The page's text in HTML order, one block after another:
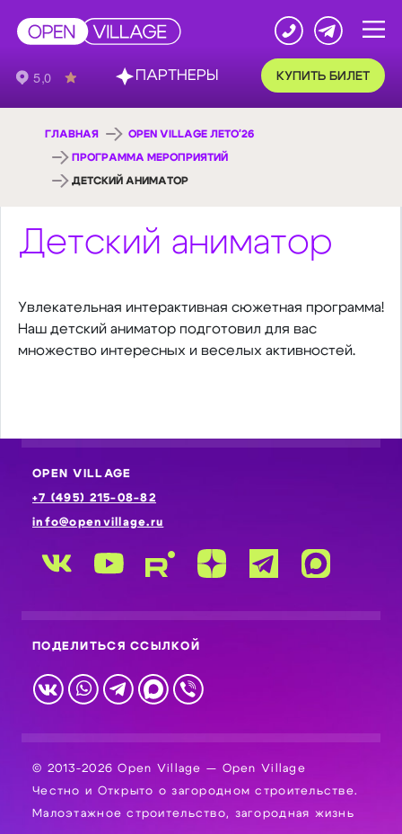
КУПИТЬ БИЛЕТ
ГЛАВНАЯ OPEN VILLAGE ЛЕТО'26
ПРОГРАММА МЕРОПРИЯТИЙ
ДЕТСКИЙ АНИМАТОР
Детский аниматор
Увлекательная интерактивная сюжетная программа!
Наш детский аниматор подготовил для вас
множество интересных и веселых активностей.
OPEN VILLAGE
+7 (495) 215-08-82
info@openvillage.ru
ПОДЕЛИТЬСЯ ССЫЛКОЙ
© 2013-2026 Open Village — Open Village
Честно и Открыто о загородном строительстве.
Малоэтажное строительство, загородная жизнь